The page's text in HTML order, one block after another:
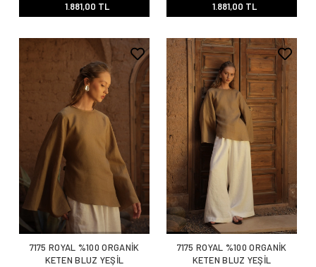
1.881,00 TL
1.881,00 TL
7175 ROYAL %100 ORGANİK
KETEN BLUZ YEŞİL
7175 ROYAL %100 ORGANİK
KETEN BLUZ YEŞİL